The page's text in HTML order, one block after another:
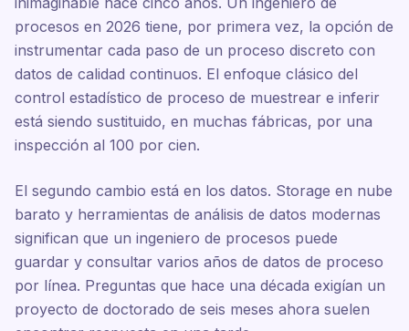
procesos en 2026 tiene, por primera vez, la opción de
instrumentar cada paso de un proceso discreto con
datos de calidad continuos. El enfoque clásico del
control estadístico de proceso de muestrear e inferir
está siendo sustituido, en muchas fábricas, por una
inspección al 100 por cien.
El segundo cambio está en los datos. Storage en nube
barato y herramientas de análisis de datos modernas
significan que un ingeniero de procesos puede
guardar y consultar varios años de datos de proceso
por línea. Preguntas que hace una década exigían un
proyecto de doctorado de seis meses ahora suelen